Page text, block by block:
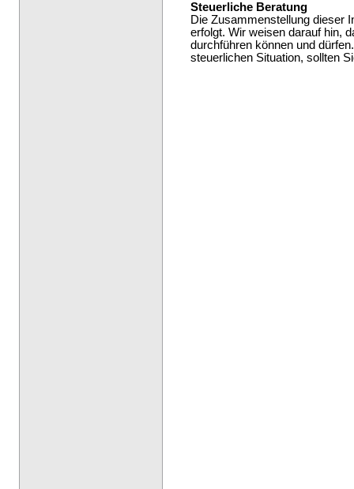
Steuerliche Beratung
Die Zusammenstellung dieser
erfolgt. Wir weisen darauf hin,
durchführen können und
steuerlichen Situation, sollten